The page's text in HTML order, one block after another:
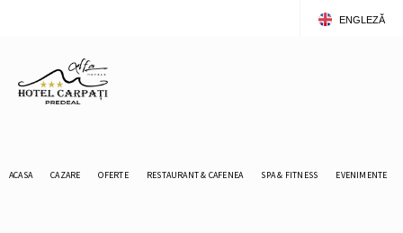
ENGLEZĂ
ACASA CAZARE OFERTE RESTAURANT & CAFENEA SPA & FITNESS EVENIMENTE